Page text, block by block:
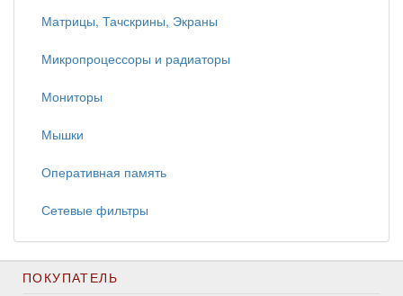
Матрицы, Тачскрины, Экраны
Микропроцессоры и радиаторы
Мониторы
Мышки
Оперативная память
Сетевые фильтры
ПОКУПАТЕЛЬ